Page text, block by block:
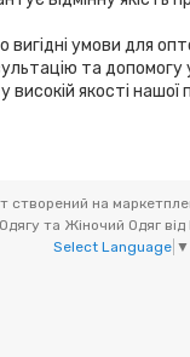
умови для
та допомогу
якості
створений на
Select Language ▼